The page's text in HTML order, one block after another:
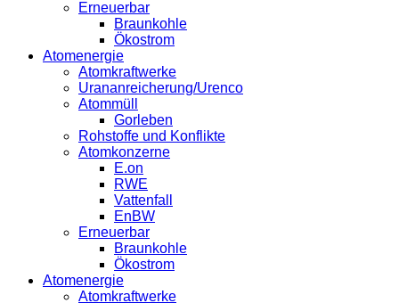
Erneuerbar
Braunkohle
Ökostrom
Atomenergie
Atomkraftwerke
Urananreicherung/Urenco
Atommüll
Gorleben
Rohstoffe und Konflikte
Atomkonzerne
E.on
RWE
Vattenfall
EnBW
Erneuerbar
Braunkohle
Ökostrom
Atomenergie
Atomkraftwerke